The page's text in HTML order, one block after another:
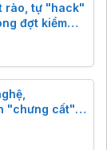
rào, tự "hack"
đợt kiểm
"chưng cất"